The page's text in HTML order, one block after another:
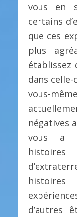
vous en
certains
que ces
plus
établissez
dans
vous-
négatives
vous a
d’autres